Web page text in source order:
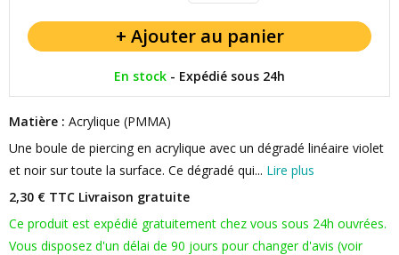
En stock - Expédié sous 24h
Matière : Acrylique (PMMA)
Une boule de piercing en acrylique avec un dégradé linéaire violet
et noir sur toute la surface. Ce dégradé qui... Lire plus
2,30 € TTC Livraison gratuite
Ce produit est expédié gratuitement chez vous sous 24h ouvrées.
Vous disposez d'un délai de 90 jours pour changer d'avis (voir